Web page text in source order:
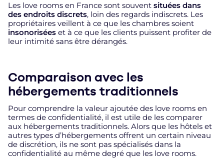
Les love rooms en France sont souvent situées dans
des endroits discrets, loin des regards indiscrets. Les
propriétaires veillent à ce que les chambres soient
insonorisées et à ce que les clients puissent profiter de
leur intimité sans être dérangés.
Comparaison avec les
hébergements traditionnels
Pour comprendre la valeur ajoutée des love rooms en
termes de confidentialité, il est utile de les comparer
aux hébergements traditionnels. Alors que les hôtels et
autres types d’hébergements offrent un certain niveau
de discrétion, ils ne sont pas spécialisés dans la
confidentialité au même degré que les love rooms.